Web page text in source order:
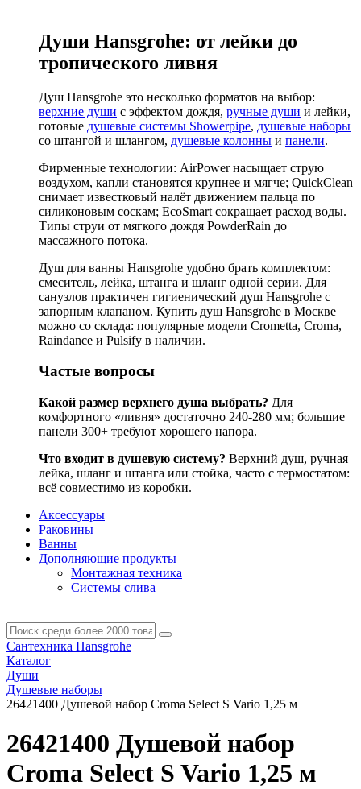
Души Hansgrohe: от лейки до
тропического ливня
Душ Hansgrohe это несколько форматов на выбор:
верхние души с эффектом дождя, ручные души и лейки,
готовые душевые системы Showerpipe, душевые наборы
со штангой и шлангом, душевые колонны и панели.
Фирменные технологии: AirPower насыщает струю
воздухом, капли становятся крупнее и мягче; QuickClean
снимает известковый налёт движением пальца по
силиконовым соскам; EcoSmart сокращает расход воды.
Типы струи от мягкого дождя PowderRain до
массажного потока.
Душ для ванны Hansgrohe удобно брать комплектом:
смеситель, лейка, штанга и шланг одной серии. Для
санузлов практичен гигиенический душ Hansgrohe с
запорным клапаном. Купить душ Hansgrohe в Москве
можно со склада: популярные модели Crometta, Croma,
Raindance и Pulsify в наличии.
Частые вопросы
Какой размер верхнего душа выбрать? Для
комфортного «ливня» достаточно 240-280 мм; большие
панели 300+ требуют хорошего напора.
Что входит в душевую систему? Верхний душ, ручная
лейка, шланг и штанга или стойка, часто с термостатом:
всё совместимо из коробки.
Аксессуары
Раковины
Ванны
Дополняющие продукты
Монтажная техника
Системы слива
Сантехника Hansgrohe
Каталог
Души
Душевые наборы
26421400 Душевой набор Croma Select S Vario 1,25 м
26421400 Душевой набор
Croma Select S Vario 1,25 м